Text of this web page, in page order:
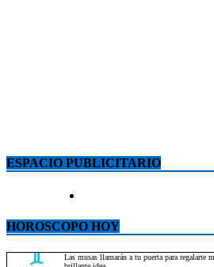
ESPACIO PUBLICITARIO
HOROSCOPO HOY